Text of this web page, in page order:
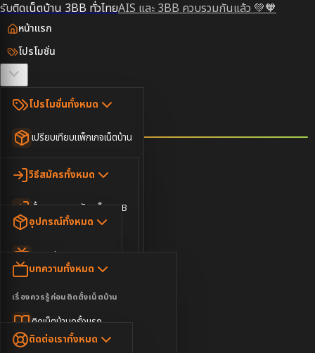
รับติดเน็ตบ้าน 3BB ทั่วไทยAIS และ 3BB ควบรวมกันแล้ว 💚🧡
หน้าแรก
โปรโมชั่น
โปรโมชั่นทั้งหมด
เปรียบเทียบแพ็กเกจเน็ตบ้าน
เน็ตบ้าน Super Fast
เน็ตบ้าน 2Gbps
เน็ตบ้านพร้อมกล่องทีวี
เน็ตบ้าน + Netflix
ตรวจสอบพื้นที่
วิธีสมัครทั้งหมด
ขั้นตอนการสมัครเน็ต 3BB
อุปกรณ์
อุปกรณ์ทั้งหมด
AIS Play Box
Dongle เน็ตสำรอง
บทความ
บทความทั้งหมด
เรื่องควรรู้ก่อนติดตั้งเน็ตบ้าน
ติดเน็ตบ้านครั้งแรก
ข่าวสาร
ติดต่อเราทั้งหมด
🇹🇭🇬🇧